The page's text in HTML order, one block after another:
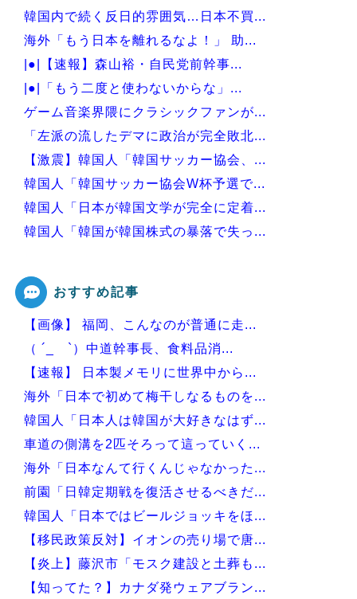
韓国内で続く反日的雰囲気…日本不買...
海外「もう日本を離れるなよ！」 助...
|●|【速報】森山裕・自民党前幹事...
|●|「もう二度と使わないからな」...
ゲーム音楽界隈にクラシックファンが...
「左派の流したデマに政治が完全敗北...
【激震】韓国人「韓国サッカー協会、...
韓国人「韓国サッカー協会W杯予選で...
韓国人「日本が韓国文学が完全に定着...
韓国人「韓国が韓国株式の暴落で失っ...
Powered by livedoor 相互RSS
おすすめ記事
【画像】 福岡、こんなのが普通に走...
（ ´_ゝ`）中道幹事長、食料品消...
【速報】 日本製メモリに世界中から...
海外「日本で初めて梅干しなるものを...
韓国人「日本人は韓国が大好きなはず...
車道の側溝を2匹そろって這っていく...
海外「日本なんて行くんじゃなかった...
前園「日韓定期戦を復活させるべきだ...
韓国人「日本ではビールジョッキをほ...
【移民政策反対】イオンの売り場で唐...
【炎上】藤沢市「モスク建設と土葬も...
【知ってた？】カナダ発ウェアブラン...